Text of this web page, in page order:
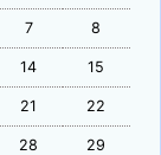
7 8
14 15
21 22
28 29